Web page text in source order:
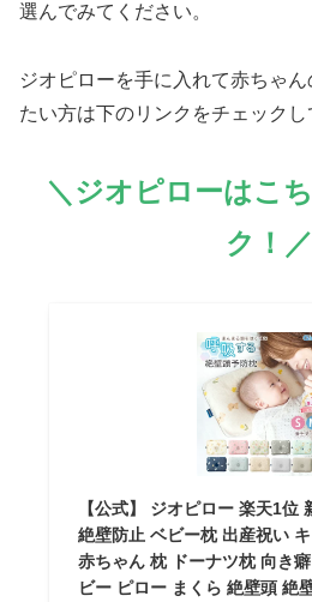
選んでみてください。
ジオピローを手に入れて赤ちゃ
たい方は下のリンクをチェックし
＼ジオピローはこ
ク！／
【公式】 ジオピロー 楽天1位
絶壁防止 ベビー枕 出産祝い
赤ちゃん 枕 ドーナツ枕 向き
ビー ピロー まくら 絶壁頭 絶